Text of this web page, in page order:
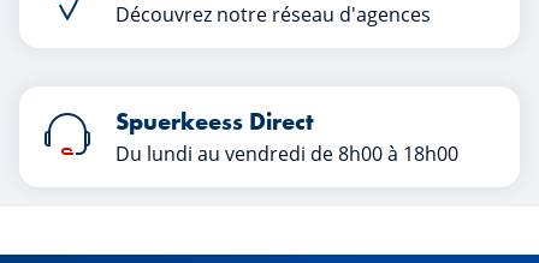
Découvrez notre réseau d'agences
Spuerkeess Direct
Du lundi au vendredi de 8h00 à 18h00